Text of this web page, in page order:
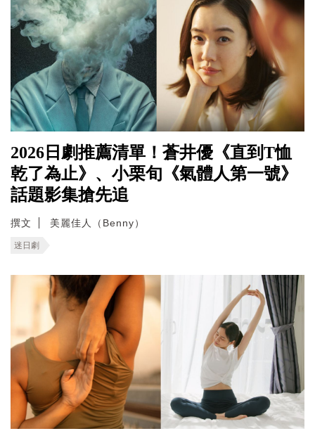
2026日劇推薦清單！蒼井優《直到T恤
乾了為止》、小栗旬《氣體人第一號》
話題影集搶先追
撰文 美麗佳人（Benny）
迷日劇